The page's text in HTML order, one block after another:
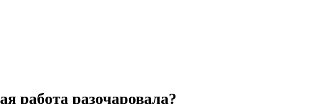
работа разочаровала?